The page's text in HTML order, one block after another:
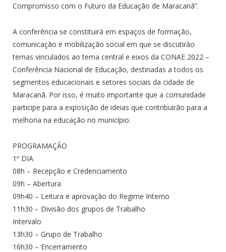
Compromisso com o Futuro da Educação de Maracanã”.
A conferência se constituirá em espaços de formação,
comunicação e mobilização social em que se discutirão
temas vinculados ao tema central e eixos da CONAE 2022 –
Conferência Nacional de Educação, destinadas a todos os
segmentos educacionais e setores sociais da cidade de
Maracanã. Por isso, é muito importante que a comunidade
participe para a exposição de ideias que contribuirão para a
melhoria na educação no município.
PROGRAMAÇÃO
1º DIA
08h – Recepção e Credenciamento
09h – Abertura
09h40 – Leitura e aprovação do Regime Interno
11h30 – Divisão dos grupos de Trabalho
Intervalo
13h30 – Grupo de Trabalho
16h30 – Encerramento